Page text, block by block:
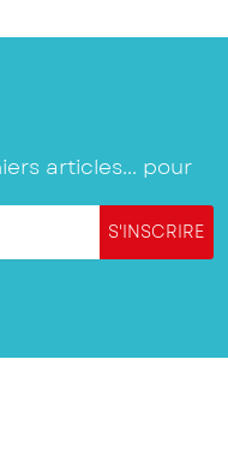
articles... pour
S'INSCRIRE